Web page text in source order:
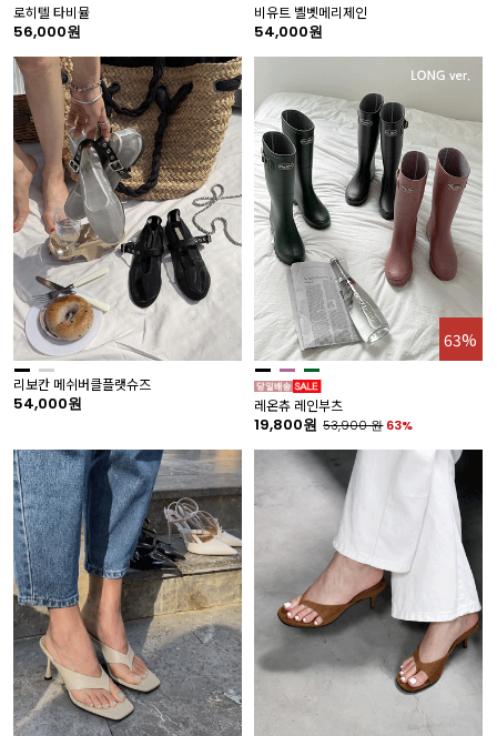
로히텔 타비뮬
56,000원
비유트 벨벳메리제인
54,000원
리보칸 메쉬버클플랫슈즈
54,000원
63%
레온츄 레인부츠
19,800원 53,900원 63%